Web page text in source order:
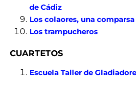
de Cádiz
Los colaores, una
Los trampucheros
CUARTETOS
Escuela Taller de